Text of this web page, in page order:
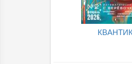
КВАНТИК